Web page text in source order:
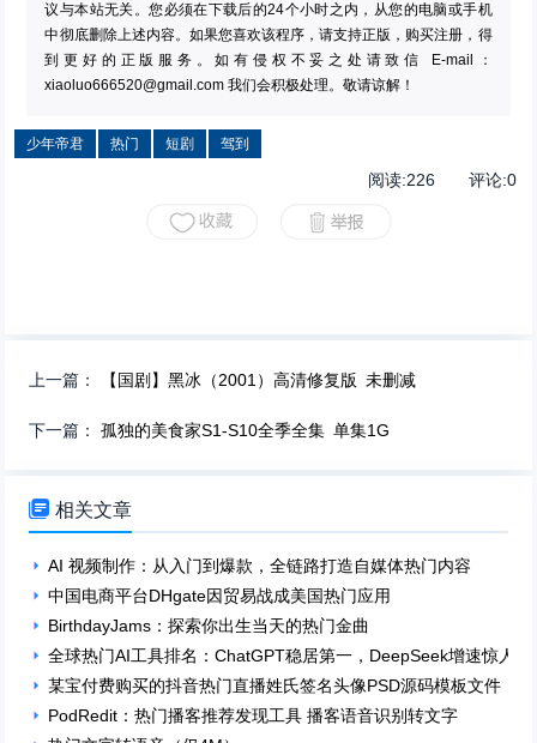
议与本站无关。您必须在下载后的24个小时之内，从您的电脑或手机
中彻底删除上述内容。如果您喜欢该程序，请支持正版，购买注册，得
到更好的正版服务。如有侵权不妥之处请致信 E-mail：
xiaoluo666520@gmail.com 我们会积极处理。敬请谅解！
少年帝君 热门 短剧 驾到
阅读:226评论:0
上一篇： 【国剧】黑冰（2001）高清修复版 未删减
下一篇：孤独的美食家S1-S10全季全集 单集1G
 相关文章
AI 视频制作：从入门到爆款，全链路打造自媒体热门内容
中国电商平台DHgate因贸易战成美国热门应用
BirthdayJams：探索你出生当天的热门金曲
全球热门AI工具排名：ChatGPT稳居第一，DeepSeek增速惊人
某宝付费购买的抖音热门直播姓氏签名头像PSD源码模板文件
PodRedit：热门播客推荐发现工具 播客语音识别转文字